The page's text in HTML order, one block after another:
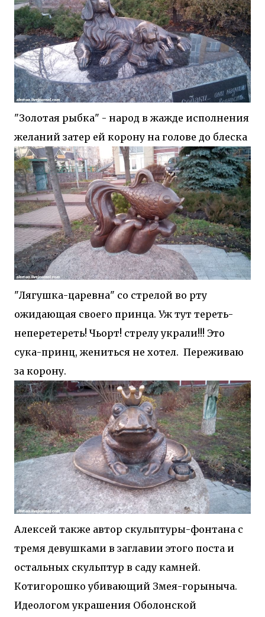
"Золотая рыбка" - народ в жажде исполнения
желаний затер ей корону на голове до блеска
"Лягушка-царевна" со стрелой во рту
ожидающая своего принца. Уж тут тереть-
неперетереть! Чьорт! стрелу украли!!! Это
сука-принц, жениться не хотел. Переживаю
за корону.
Алексей также автор скульптуры-фонтана с
тремя девушками в заглавии этого поста и
остальных скульптур в саду камней.
Котигорошко убивающий Змея-горыныча.
Идеологом украшения Оболонской